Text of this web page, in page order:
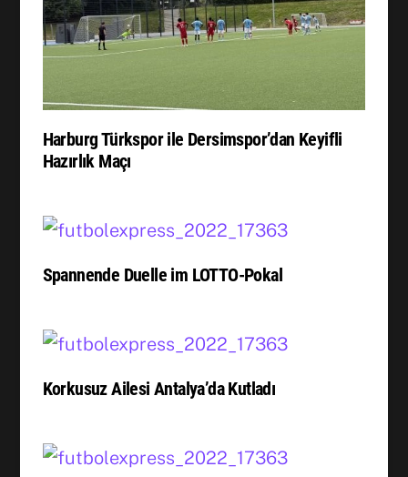
Harburg Türkspor ile Dersimspor’dan Keyifli
Hazırlık Maçı
Spannende Duelle im LOTTO-Pokal
Korkusuz Ailesi Antalya’da Kutladı